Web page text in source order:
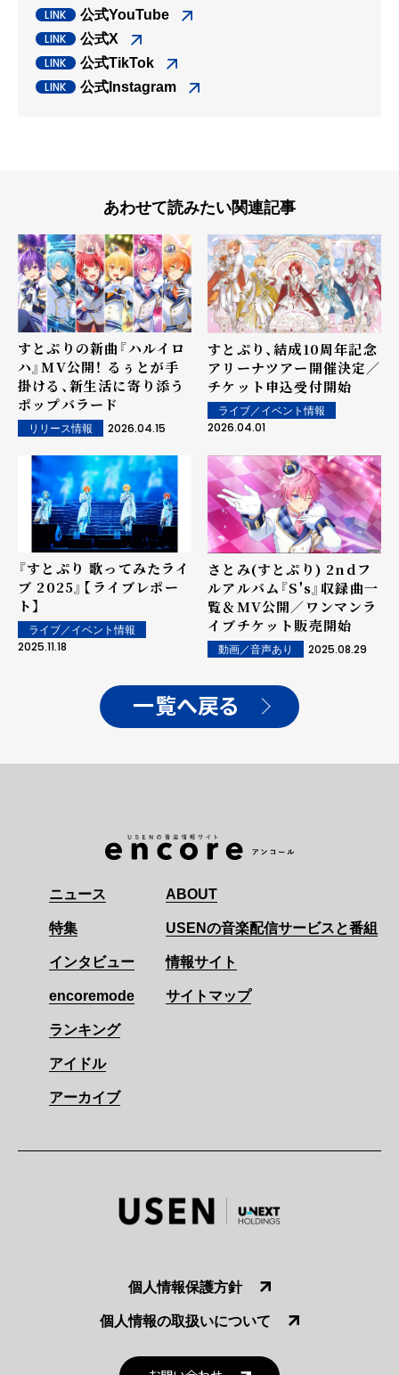
公式YouTube
公式X
公式TikTok
公式Instagram
あわせて読みたい関連記事
すとぷりの新曲『ハルイロ
ハ』MV公開！ るぅとが手
掛ける、新生活に寄り添う
ポップバラード
リリース情報 2026.04.15
すとぷり、結成10周年記念
アリーナツアー開催決定／
チケット申込受付開始
ライブ／イベント情報
2026.04.01
『すとぷり 歌ってみたライ
ブ 2025』【ライブレポー
ト】
ライブ／イベント情報
2025.11.18
さとみ(すとぷり) 2ndフ
ルアルバム『S's』収録曲一
覧＆MV公開／ワンマンラ
イブチケット販売開始
動画／音声あり 2025.08.29
一覧へ戻る
ニュース
特集
インタビュー
encoremode
ランキング
アイドル
アーカイブ
ABOUT
USENの音楽配信サービスと番組
情報サイト
サイトマップ
個人情報保護方針
個人情報の取扱いについて